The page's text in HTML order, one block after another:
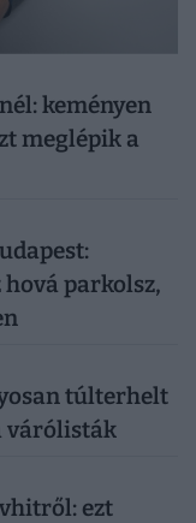
keményen
meglépik a
parkolsz,
túlterhelt
várólisták
ezt